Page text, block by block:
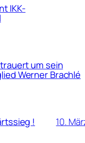
IKK-
trauert um sein
Werner Brachlé
! 10.